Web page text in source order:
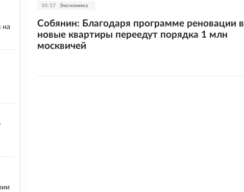
10:17 Экономика
Собянин: Благодаря программе реновации в
новые квартиры переедут порядка 1 млн
москвичей
на